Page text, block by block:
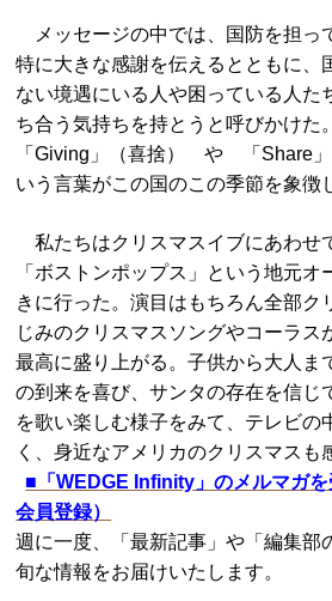
メッセージの中では、国防を担っ
特に大きな感謝を伝えるとともに、
ない境遇にいる人や困っている人た
ち合う気持ちを持とうと呼びかけた
「Giving」（喜捨） や 「Share
いう言葉がこの国のこの季節を象徴
私たちはクリスマスイブにあわせ
「ボストンポップス」という地元
きに行った。演目はもちろん全部ク
じみのクリスマスソングやコーラス
最高に盛り上がる。子供から大人ま
の到来を喜び、サンタの存在を信じ
を歌い楽しむ様子をみて、テレビの
く、身近なアメリカのクリスマスも
■ 「WEDGE Infinity」のメルマガ
会員登録）
週に一度、「最新記事」や「編集部
旬な情報をお届けいたします。